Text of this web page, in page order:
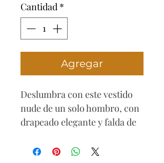
Cantidad *
Agregar
Deslumbra con este vestido
nude de un solo hombro, con
drapeado elegante y falda de
para noches especiales donde